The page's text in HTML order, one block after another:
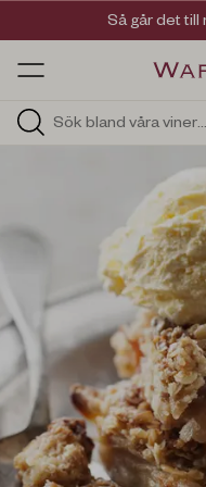
HOS
Viner med
Så går det till